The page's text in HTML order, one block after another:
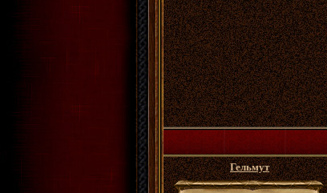
Гельмут